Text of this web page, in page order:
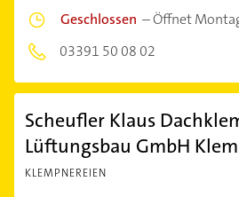
Geschlossen –Öffnet
03391 50 08 02
Scheufler Klaus
Lüftungsbau GmbH
KLEMPNEREIEN